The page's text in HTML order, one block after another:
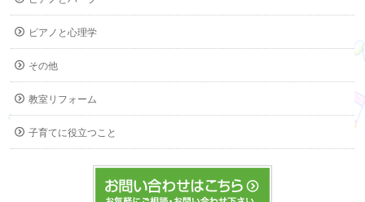
ピアノと心理学
その他
教室リフォーム
子育てに役立つこと